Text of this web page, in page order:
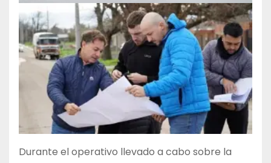
Durante el operativo llevado a cabo sobre la